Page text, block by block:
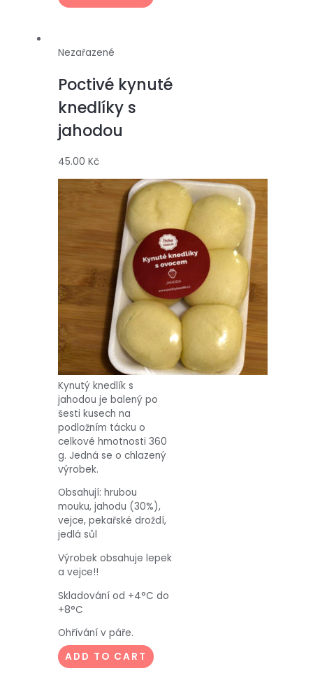
Nezařazené
Poctivé kynuté
knedlíky s
jahodou
45.00 Kč
Kynutý knedlík s
jahodou je balený po
šesti kusech na
podložním tácku o
celkové hmotnosti 360
g. Jedná se o chlazený
výrobek.
Obsahují: hrubou
mouku, jahodu (30%),
vejce, pekařské droždí,
jedlá sůl
Výrobek obsahuje lepek
a vejce!!
Skladování od +4°C do
+8°C
Ohřívání v páře.
ADD TO CART